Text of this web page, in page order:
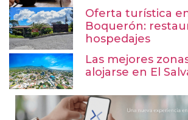
Oferta turística en
Boquerón:
hospedajes
Las mejores
alojarse en El